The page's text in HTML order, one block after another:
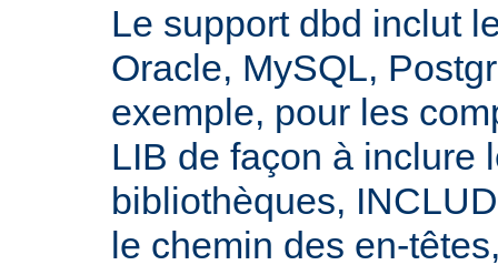
Le support dbd inclut
Oracle, MySQL,
exemple, pour les
LIB de façon à inclure
bibliothèques,
le chemin des en-